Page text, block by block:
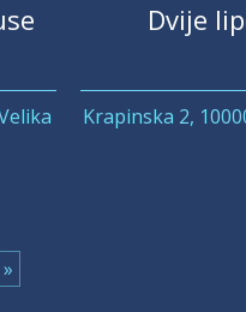
Dvije
Krapinska 2,
»